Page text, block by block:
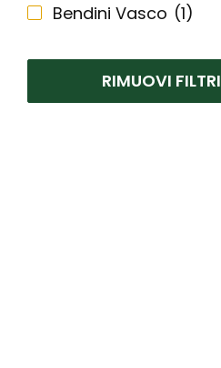
Bendini Vasco (1)
Bodini Floriano (1)
Cicoli Piero (1)
RIMUOVI FILTRI